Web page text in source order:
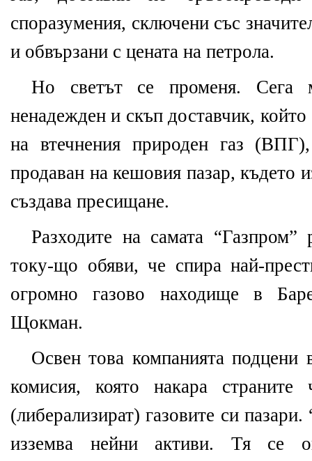
споразумения, сключени със
и обвързани с цената на петрола.
Но светът се променя. Сега
ненадежден и скъп доставчик,
на втечнения природен газ
продаван на кешовия пазар, където
създава пресищане.
Разходите на самата “Газпром”
току-що обяви, че спира най-
огромно газово находище в
Щокман.
Освен това компанията подцени
комисия, която накара страните
(либерализират) газовите си
изземва нейни активи. Тя се